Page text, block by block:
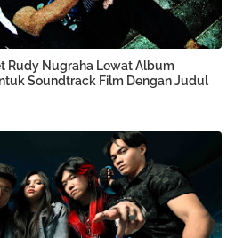
Rudy Nugraha Lewat Album
Soundtrack Film Dengan Judul